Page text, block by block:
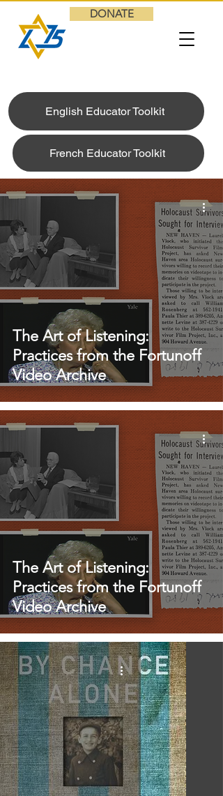
DONATE
English Educator Toolkit
French Educator Toolkit
The Art of Listening:
Practices from the Fortunoff
Video Archive
The Art of Listening:
Practices from the Fortunoff
Video Archive